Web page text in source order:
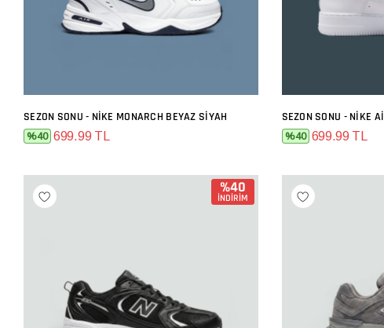
SEPETE EKLE
SEZON SONU - NIKE MONARCH BEYAZ SIYAH
%40 699.99 TL %40 699.99 TL
%40
İNDİRİM